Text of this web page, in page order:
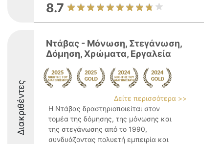
8.7
Διακριθέντες
Ντάβας - Μόνωση, Στεγάνωση,
Δόμηση, Χρώματα, Εργαλεία
Δείτε περισσότερα >>
Η Ντάβας δραστηριοποιείται στον
τομέα της δόμησης, της μόνωσης και
της στεγάνωσης από το 1990,
συνδυάζοντας πολυετή εμπειρία και